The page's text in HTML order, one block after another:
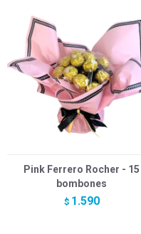
Pink Ferrero Rocher - 15
bombones
$ 1.590